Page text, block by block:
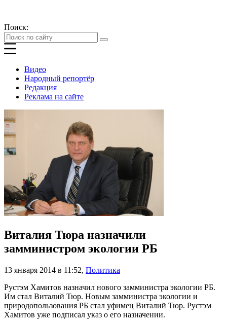
Поиск:
Видео
Народный репортёр
Редакция
Реклама на сайте
Виталия Тюра назначили
замминистром экологии РБ
13 января 2014 в 11:52, Политика
Рустэм Хамитов назначил нового замминистра экологии РБ.
Им стал Виталий Тюр. Новым замминистра экологии и
природопользования РБ стал уфимец Виталий Тюр. Рустэм
Хамитов уже подписал указ о его назначении.